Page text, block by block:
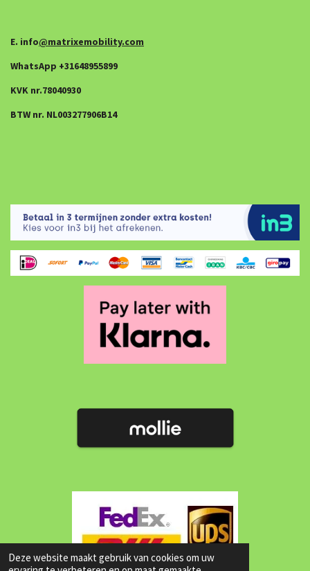
Deze website maakt gebruik van cookies om uw
E. info@matrixemobility.com
WhatsApp +31648955899
KVK nr.78040930
BTW nr. NL003277906B14